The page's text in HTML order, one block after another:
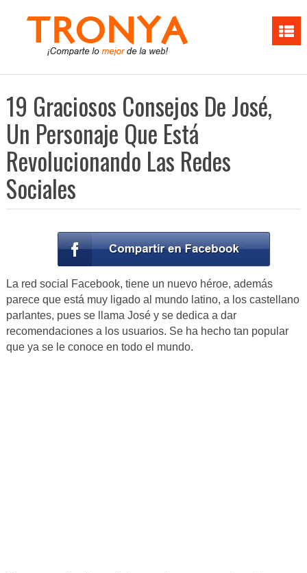
19 Graciosos Consejos De José,
Un Personaje Que Está
Revolucionando Las Redes
Sociales
La red social Facebook, tiene un nuevo héroe, además
parece que está muy ligado al mundo latino, a los castellano
parlantes, pues se llama José y se dedica a dar
recomendaciones a los usuarios. Se ha hecho tan popular
que ya se le conoce en todo el mundo.